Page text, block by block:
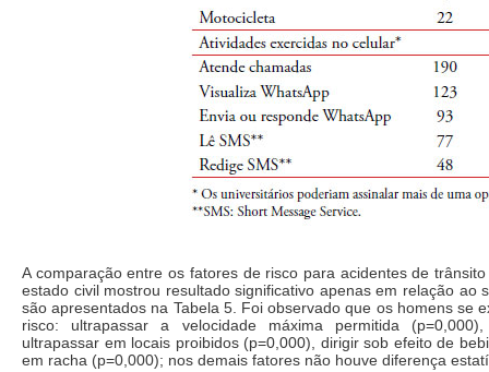
A comparação entre os fatores de risco para acidentes de
estado civil mostrou resultado significativo apenas em relação ao
são apresentados na Tabela 5. Foi observado que os homens se
risco: ultrapassar a velocidade máxima permitida
ultrapassar em locais proibidos (p=0,000), dirigir sob efeito de
em racha (p=0,000); nos demais fatores não houve diferença